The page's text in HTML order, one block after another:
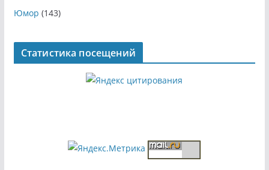
Юмор (143)
Статистика посещений